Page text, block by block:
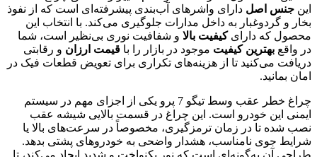
این جنس اصل دارای واشرهای آب‌بندی پیشرفته‌ای است که از نفوذ
بخار و گردوغبار به داخل مدارات جلوگیری می‌کند. با انتخاب این
محصول که دارایکیفیت بالا و شفافیت نوری بی‌نظیر است، شما
در واقع بهترین کیفیت موجود در بازار را با قیمت ارزان و رقابتی
دریافت می‌کنید تا از هزینه‌های تکراری برای تعویض قطعات فیک در
امان بمانید.
چراغ خطر عقب وسط تیگو 7 پرو یکی از اجزای مهم در سیستم
ایمنی این خودرو است. این چراغ در قسمت بالایی شیشه عقب
نصب شده تا در زمان ترمزگیری، مخصوصاً در سرعت‌های بالا یا
شرایط جوی نامناسب، هشدار واضحی به خودروهای پشتی بدهد.
طراحی آن به‌گونه‌ای است که نور یکنواخت و شدید ایجاد می‌کند، تا